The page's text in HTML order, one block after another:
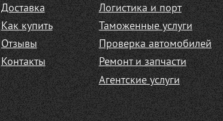
Доставка
Как купить
Отзывы
Контакты
Логистика и порт
Таможенные услуги
Проверка автомобилей
Ремонт и запчасти
Агентские услуги